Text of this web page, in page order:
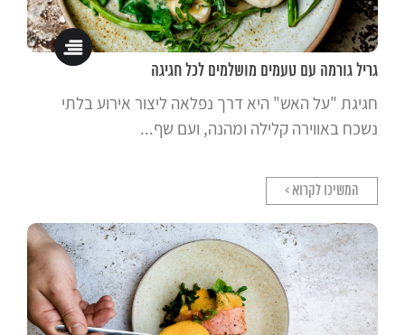
גריל גורמה עם טעמים מושלמים לכל חגיגה
חגיגת "על האש" היא דרך נפלאה ליצור אירוע בלתי
נשכח באווירה קלילה ומהנה, ועם שף...
המשיכו לקרוא >